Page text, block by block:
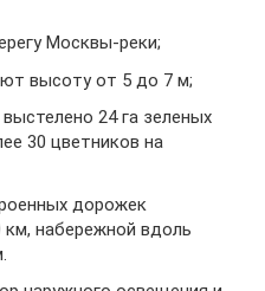
Москвы-реки;
высоту от 5 до 7 м;
24 га зеленых
30 цветников на
дорожек
набережной вдоль